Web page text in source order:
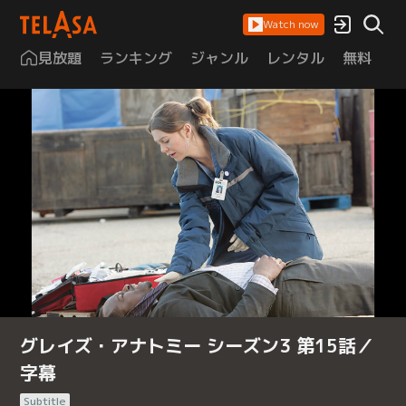
Watch now
見放題 ランキング ジャンル レンタル 無料
グレイズ・アナトミー シーズン3 第15話／
字幕
Subtitle